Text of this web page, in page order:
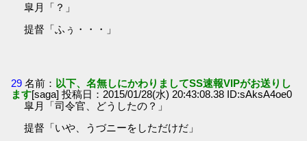
皐月「？」
提督「ふぅ・・・」
29 名前： 以下、名無しにかわりましてSS速報VIPがお送りし
ます[saga] 投稿日：2015/01/28(水) 20:43:08.38 ID:sAksA4oe0
皐月「司令官、どうしたの？」
提督「いや、うづニーをしただけだ」